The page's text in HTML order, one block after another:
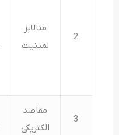
2
متالایز
لمینیت
3
مقاصد
الکتریکی